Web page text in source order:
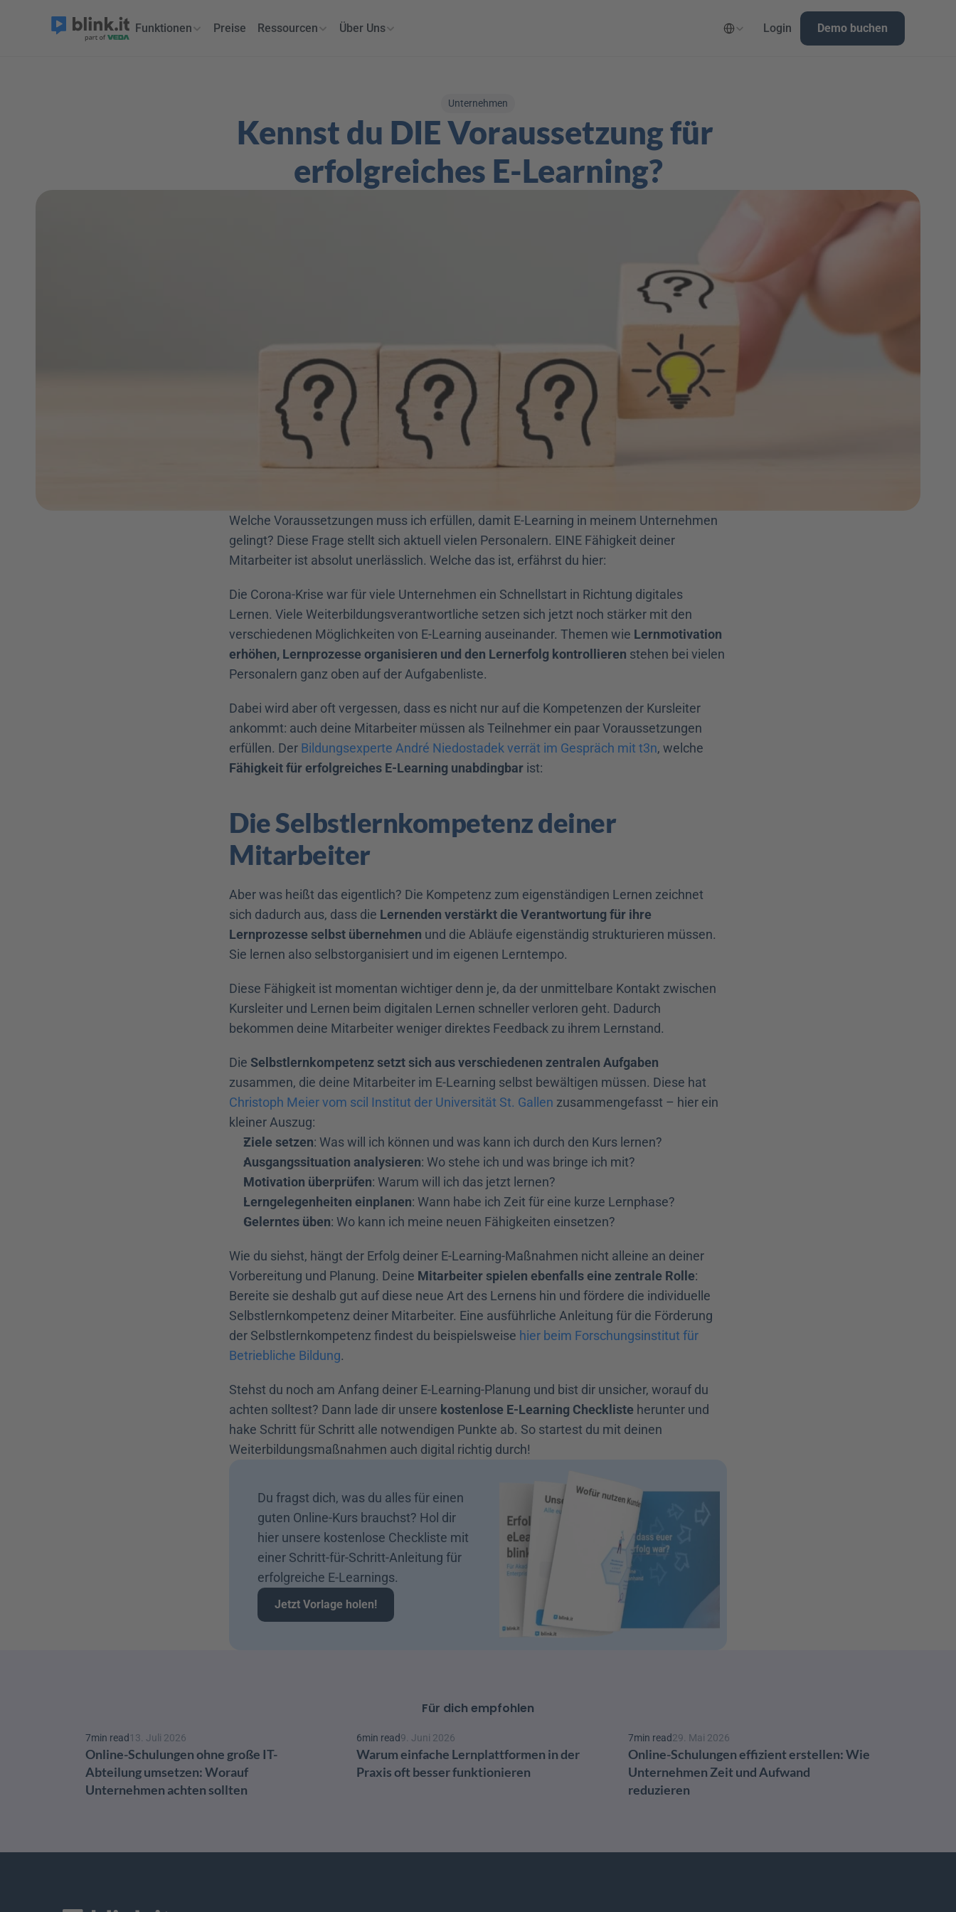
Unternehmen
Kennst du DIE Voraussetzung für
erfolgreiches E-Learning?
Welche Voraussetzungen muss ich erfüllen, damit E-Learning in meinem Unternehmen
gelingt? Diese Frage stellt sich aktuell vielen Personalern. EINE Fähigkeit deiner
Mitarbeiter ist absolut unerlässlich. Welche das ist, erfährst du hier:
Die Corona-Krise war für viele Unternehmen ein Schnellstart in Richtung digitales
Lernen. Viele Weiterbildungsverantwortliche setzen sich jetzt noch stärker mit den
verschiedenen Möglichkeiten von E-Learning auseinander. Themen wie Lernmotivation
erhöhen, Lernprozesse organisieren und den Lernerfolg kontrollieren stehen bei vielen
Personalern ganz oben auf der Aufgabenliste.
Dabei wird aber oft vergessen, dass es nicht nur auf die Kompetenzen der Kursleiter
ankommt: auch deine Mitarbeiter müssen als Teilnehmer ein paar Voraussetzungen
erfüllen. Der Bildungsexperte André Niedostadek verrät im Gespräch mit t3n
Fähigkeit für erfolgreiches E-Learning unabdingbar ist:
Die Selbstlernkompetenz deiner
Mitarbeiter
Aber was heißt das eigentlich? Die Kompetenz zum eigenständigen Lernen zeichnet
sich dadurch aus, dass die Lernenden verstärkt die Verantwortung für ihre
Lernprozesse selbst übernehmen und die Abläufe eigenständig strukturieren müssen.
Sie lernen also selbstorganisiert und im eigenen Lerntempo.
Diese Fähigkeit ist momentan wichtiger denn je, da der unmittelbare Kontakt zwischen
Kursleiter und Lernen beim digitalen Lernen schneller verloren geht. Dadurch
bekommen deine Mitarbeiter weniger direktes Feedback zu ihrem Lernstand.
Die Selbstlernkompetenz setzt sich aus verschiedenen zentralen Aufgaben
Christoph Meier vom scil Institut der Universität St. Gallen zusammengefasst – hier ein
kleiner Auszug:
Ziele setzen: Was will ich können und was kann ich durch den Kurs lernen?
Ausgangssituation analysieren: Wo stehe ich und was bringe ich mit?
Motivation überprüfen: Warum will ich das jetzt lernen?
Lerngelegenheiten einplanen: Wann habe ich Zeit für eine kurze Lernphase?
Gelerntes üben: Wo kann ich meine neuen Fähigkeiten einsetzen?
Wie du siehst, hängt der Erfolg deiner E-Learning-Maßnahmen nicht alleine an deiner
Vorbereitung und Planung. Deine Mitarbeiter spielen ebenfalls eine zentrale Rolle:
Bereite sie deshalb gut auf diese neue Art des Lernens hin und fördere die individuelle
Selbstlernkompetenz deiner Mitarbeiter. Eine ausführliche Anleitung für die Förderung
der Selbstlernkompetenz findest du beispielsweise hier beim Forschungsinstitut für
Betriebliche Bildung.
Stehst du noch am Anfang deiner E-Learning-Planung und bist dir unsicher, worauf du
achten solltest? Dann lade dir unsere kostenlose E-Learning Checkliste herunter und
hake Schritt für Schritt alle notwendigen Punkte ab. So startest du mit deinen
Weiterbildungsmaßnahmen auch digital richtig durch!
Du fragst dich, was du alles für einen
guten Online-Kurs brauchst? Hol dir
hier unsere kostenlose Checkliste mit
einer Schritt-für-Schritt-Anleitung für
erfolgreiche E-Learnings.
Jetzt Vorlage holen!
Für dich empfohlen
7min read13. Juli 2026
Online-Schulungen ohne große IT-
Abteilung umsetzen: Worauf
Unternehmen achten sollten
6min read9. Juni 2026
Warum einfache Lernplattformen in der
Praxis oft besser funktionieren
7min read29. Mai 2026
Online-Schulungen effizient erstellen: Wie
Unternehmen Zeit und Aufwand
reduzieren
Funktionen Preise Ressourcen Über Uns Login Demo buchen